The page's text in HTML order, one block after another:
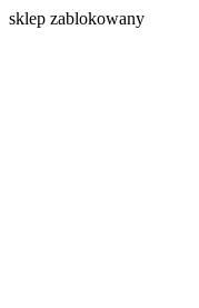
sklep zablokowany